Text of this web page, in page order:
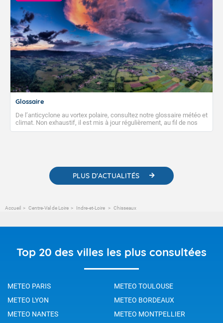
Glossaire
De l’anticyclone au vortex polaire, consultez notre glossaire météo et
climat. Non exhaustif, il est mis à jour régulièrement, au fil de nos
publications. Vous y trouverez également des liens utiles vers nos
PLUS D'ACTUALITÉS
Accueil Centre-Val de Loire Indre-et-Loire Chisseaux
Top 20 des villes les plus consultées
METEO PARIS
METEO TOULOUSE
METEO LYON
METEO BORDEAUX
METEO NANTES
METEO MONTPELLIER